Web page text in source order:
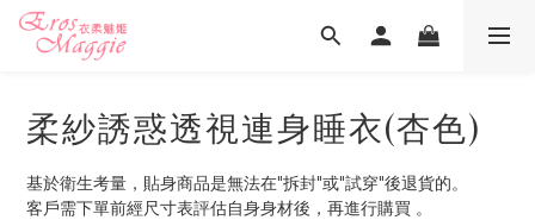
柔紗誘惑透視連身睡衣(杏色)
基於衛生考量，貼身商品是無法在"拆封"或"試穿"後退貨的。
客戶需下單前經尺寸表評估自身身材後，再進行購買 。